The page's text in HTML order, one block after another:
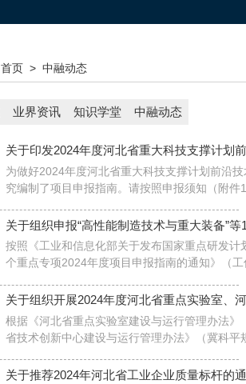
首页 > 中融动态
业界资讯 知识学堂 中融动态
关于印发2024年度河北省重大科技支撑计划
为做好2024年度河北省重大科技支撑计划前沿
究编制了项目申报指南。请按照申报须知（附件
关于组织申报“高性能制造技术与重大装备”
按照《工业和信息化部关于发布国家重点研发计
个重点专项2024年度项目申报指南的通知》（
关于组织开展2024年度河北省重点实验室、
根据《河北省重点实验室建设与运行管理办法
省技术创新中心建设与运行管理办法》（冀科
关于推荐2024年河北省工业企业质量标杆的